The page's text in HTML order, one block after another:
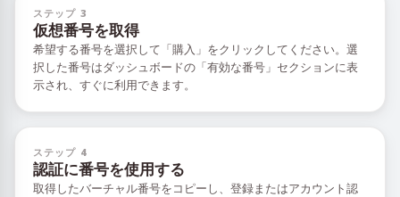
ステップ 3
仮想番号を取得
希望する番号を選択して「購入」をクリックしてください。選
択した番号はダッシュボードの「有効な番号」セクションに表
示され、すぐに利用できます。
ステップ 4
認証に番号を使用する
取得したバーチャル番号をコピーし、登録またはアカウント認